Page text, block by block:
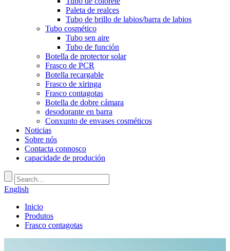
Paleta de realces
Tubo de brillo de labios/barra de labios
Tubo cosmético
Tubo sen aire
Tubo de función
Botella de protector solar
Frasco de PCR
Botella recargable
Frasco de xiringa
Frasco contagotas
Botella de dobre cámara
desodorante en barra
Conxunto de envases cosméticos
Noticias
Sobre nós
Contacta connosco
capacidade de produción
English
Inicio
Produtos
Frasco contagotas